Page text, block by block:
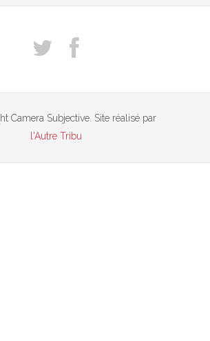
Camera Subjective. Site réalisé par
l'Autre Tribu